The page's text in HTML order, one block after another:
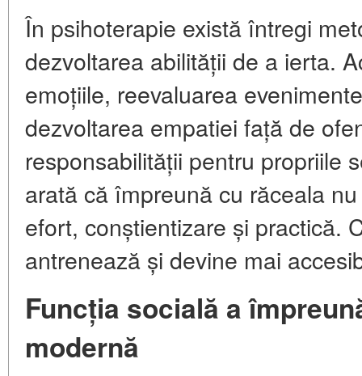
În psihoterapie există întregi
dezvoltarea abilității de a ierta.
emoțiile, reevaluarea
dezvoltarea empatiei față de
responsabilității pentru propriile
arată că împreună cu răceala
efort, conștientizare și practică.
antrenează și devine mai
Funcția socială a
modernă